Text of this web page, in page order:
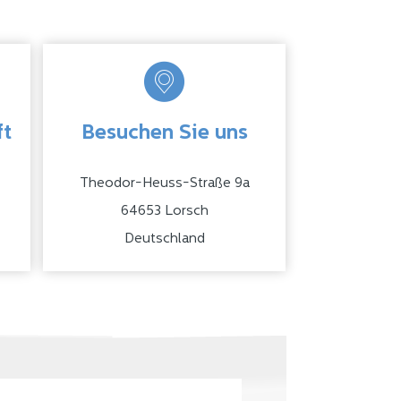
Besuchen Sie uns
Theodor-Heuss-Straße 9a
64653 Lorsch
Deutschland